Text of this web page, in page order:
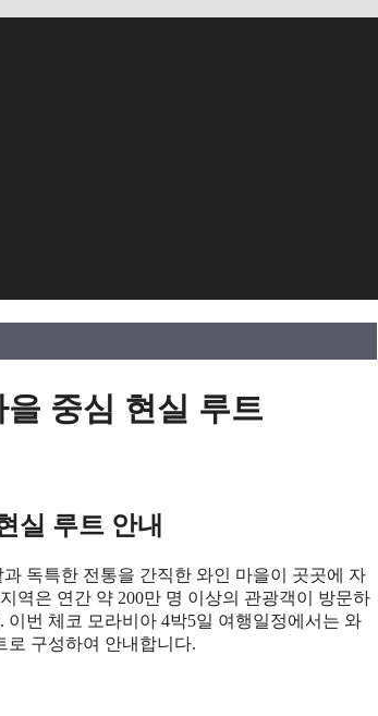
중심 현실 루트
실 루트 안내
독특한 전통을 간직한 와인 마을이 곳곳에 자
역은 연간 약 200만 명 이상의 관광객이 방문하
번 체코 모라비아 4박5일 여행일정에서는 와
로 구성하여 안내합니다.